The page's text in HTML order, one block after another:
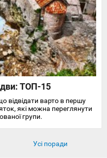
ТОП-15
відвідати варто в першу
які можна переглянути
групи.
Усі поради